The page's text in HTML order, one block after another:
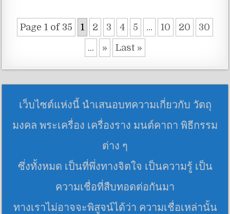
Page 1 of 35 1 2 3 4 5 ... 10 20
30
...
» Last »
เว็บไซต์แห่งนี้ นำเสนอบทความเกี่ยวกับ วัตถุ
มงคล พระเครื่อง เครื่องราง มนต์คาถา พิธีกรรม
ต่าง ๆ
ซึ่งทั้งหมด เป็นที่พึ่งทางจิตใจ เป็นความรู้ เป็น
ความเชื่อที่สืบทอดต่อกันมา
ทางเราไม่อาจจะพิสูจน์ได้ว่า ความเชื่อเหล่านั้น